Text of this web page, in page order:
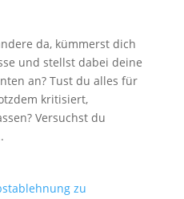
da, kümmerst dich
und stellst dabei deine
an? Tust du alles für
kritisiert,
Versuchst du